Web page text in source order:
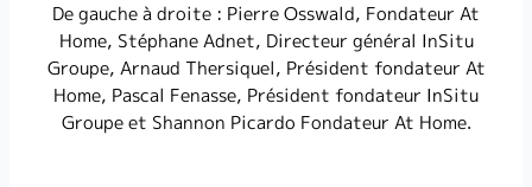
De gauche à droite : Pierre Osswald, Fondateur At
Home, Stéphane Adnet, Directeur général InSitu
Groupe, Arnaud Thersiquel, Président fondateur At
Home, Pascal Fenasse, Président fondateur InSitu
Groupe et Shannon Picardo Fondateur At Home.